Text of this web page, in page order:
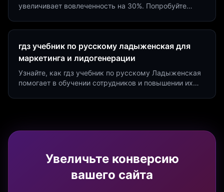
увеличивает вовлеченность на 30%. Попробуйте
гдз учебник по русскому ладыженская для
маркетинга и лидогенерации
Узнайте, как гдз учебник по русскому Ладыженская
помогает в обучении сотрудников и повышении их
Увеличьте конверсию
вашего сайта